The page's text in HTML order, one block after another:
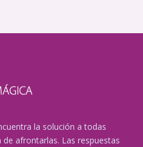
la solución a todas
afrontarlas. Las respuestas